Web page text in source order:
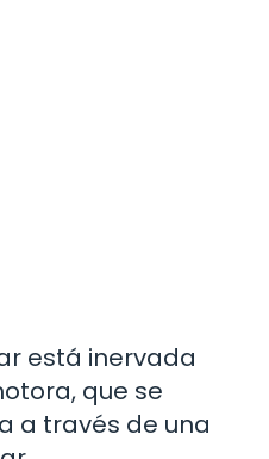
está inervada
que se
a través de una